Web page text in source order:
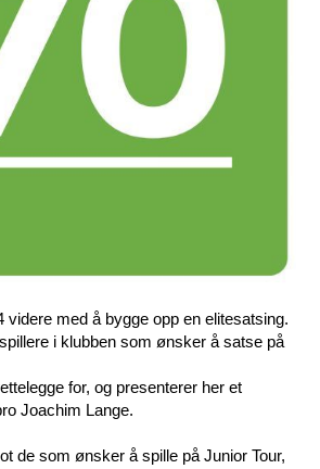
videre med å bygge opp en elitesatsing.
i klubben som ønsker å satse på
for, og presenterer her et
Joachim Lange.
de som ønsker å spille på Junior Tour,